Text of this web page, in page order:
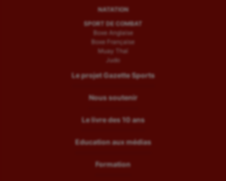
NATATION
SPORT DE COMBAT
Boxe Anglaise
Boxe Française
Muay Thaï
Judo
Le projet Gazette Sports
Nous soutenir
Le livre des 10 ans
Education aux médias
Formation